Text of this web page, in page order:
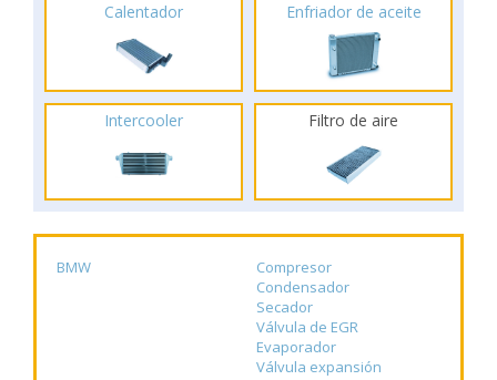
Calentador Enfriador de aceite
Intercooler Filtro de aire
BMW
Compresor
Condensador
Secador
Válvula de EGR
Evaporador
Válvula expansión